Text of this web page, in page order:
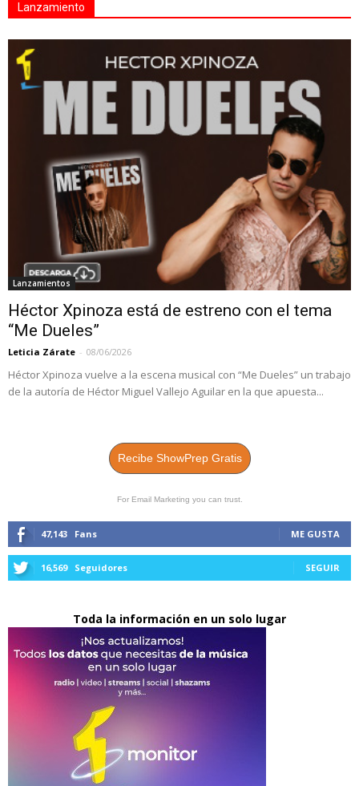
Lanzamiento
Lanzamientos
Héctor Xpinoza está de estreno con el tema
“Me Dueles”
Leticia Zárate - 08/06/2026
Héctor Xpinoza vuelve a la escena musical con “Me Dueles” un trabajo
de la autoría de Héctor Miguel Vallejo Aguilar en la que apuesta...
Recibe ShowPrep Gratis
For Email Marketing you can trust.
47,143 Fans ME GUSTA
16,569 Seguidores SEGUIR
Toda la información en un solo lugar